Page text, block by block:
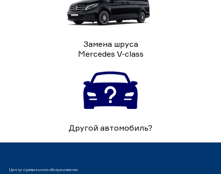
Замена шруса
Mercedes V-class
Другой автомобиль?
Центр правильного обслуживания